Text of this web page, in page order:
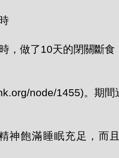
，做了10天的閉關斷
node/1455)。期間
神飽滿睡眠充足，而